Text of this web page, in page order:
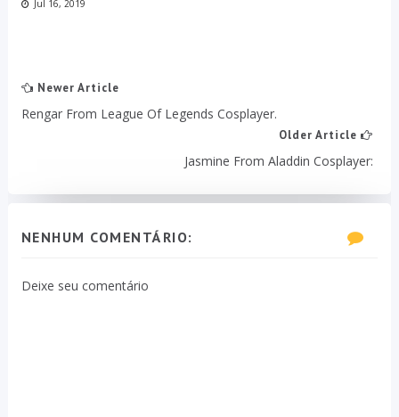
Jul 16, 2019
Newer Article
Rengar From League Of Legends Cosplayer.
Older Article
Jasmine From Aladdin Cosplayer:
NENHUM COMENTÁRIO:
Deixe seu comentário